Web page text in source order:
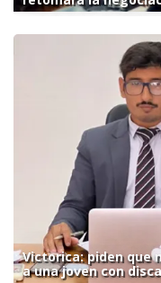
Victorica: piden que
a una joven con